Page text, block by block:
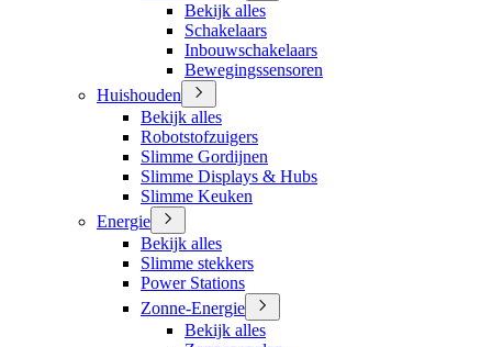
Bekijk alles
Schakelaars
Inbouwschakelaars
Bewegingssensoren
Huishouden
Bekijk alles
Robotstofzuigers
Slimme Gordijnen
Slimme Displays & Hubs
Slimme Keuken
Energie
Bekijk alles
Slimme stekkers
Power Stations
Zonne-Energie
Bekijk alles